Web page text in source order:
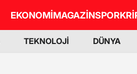
EKONOMİMAGAZİNSPOR
TEKNOLOJİ DÜNYA